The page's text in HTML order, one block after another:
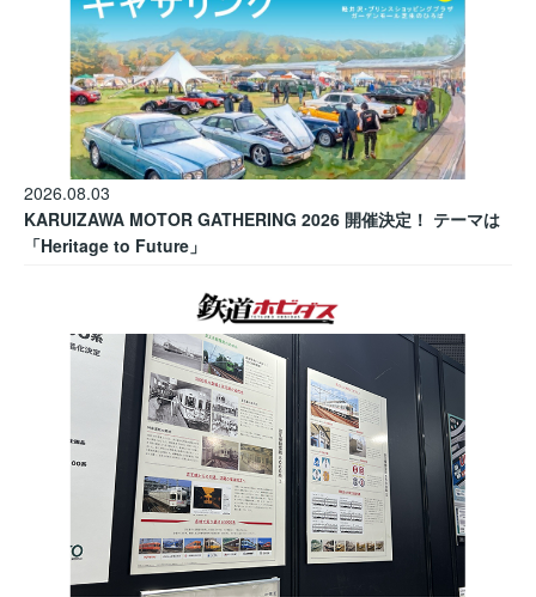
2026.08.03
KARUIZAWA MOTOR GATHERING 2026 開催決定！ テーマは
「Heritage to Future」